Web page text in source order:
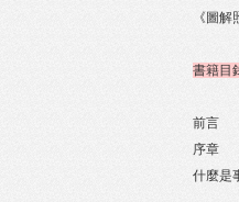
《圖
書籍目
前言
序章
什麼是